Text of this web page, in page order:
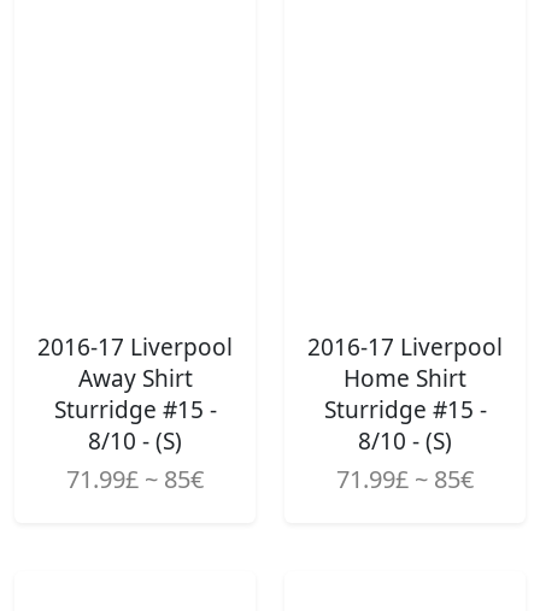
2016-17 Liverpool
Away Shirt
Sturridge #15 -
8/10 - (S)
71.99£ ~ 85€
2016-17 Liverpool
Home Shirt
Sturridge #15 -
8/10 - (S)
71.99£ ~ 85€